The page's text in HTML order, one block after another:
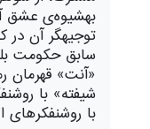
به‏شیوه‌ی عشق
توجیه‏گر آن د‌ر
سابق حکومت
«آنت» قهرمان
شیفته» با
با